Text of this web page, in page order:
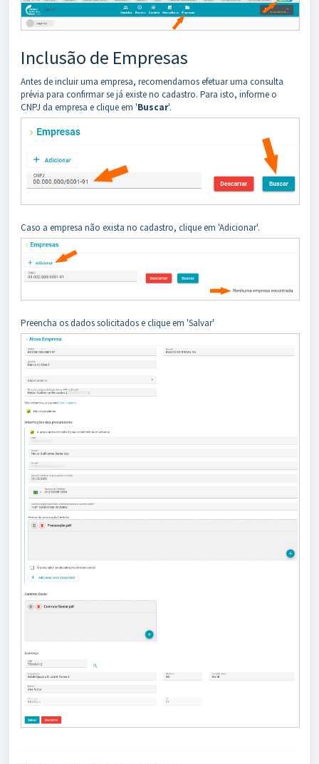
Inclusão de Empresas
Antes de incluir uma empresa, recomendamos efetuar uma consulta
prévia para confirmar se já existe no cadastro. Para isto, informe o
CNPJ da empresa e clique em 'Buscar'.
Caso a empresa não exista no cadastro, clique em 'Adicionar'.
Preencha os dados solicitados e clique em 'Salvar'